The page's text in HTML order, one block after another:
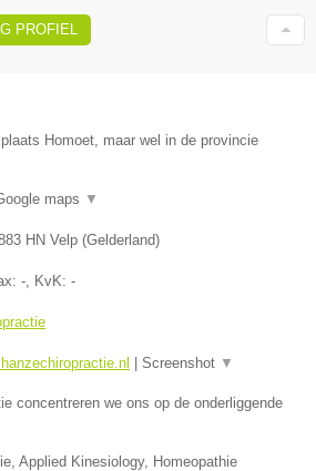
PROFIEL
Homoet, maar wel in de provincie
maps ▼
HN Velp (Gelderland)
- , KvK: -
| Screenshot ▼
concentreren we ons op de onderliggende
Applied Kinesiology, Homeopathie